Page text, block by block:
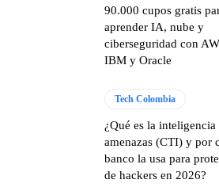
90.000 cupos gratis
aprender IA, nube y
ciberseguridad con
IBM y Oracle
Tech Colombia
¿Qué es la inteligencia
amenazas (CTI) y por
banco la usa para
de hackers en 2026?